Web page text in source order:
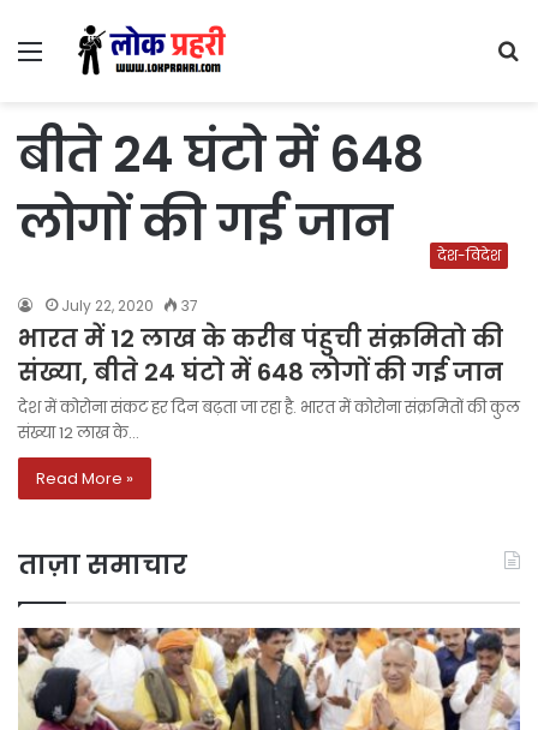
Menu
बीते 24 घंटो में 648
लोगों की गई जान
देश-विदेश
July 22, 2020 37
भारत में 12 लाख के करीब पंहुची संक्रमितो की
संख्या, बीते 24 घंटो में 648 लोगों की गई जान
देश में कोरोना संकट हर दिन बढ़ता जा रहा है. भारत में कोरोना संक्रमितों की कुल
संख्या 12 लाख के…
Read More »
ताज़ा समाचार